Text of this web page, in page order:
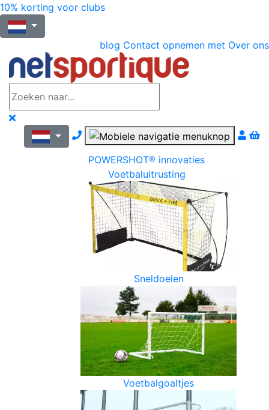
10% korting voor clubs
blog Contact opnemen met Over ons
Nous contacter par téléphone
POWERSHOT® innovaties
Voetbaluitrusting
Sneldoelen
Voetbalgoaltjes